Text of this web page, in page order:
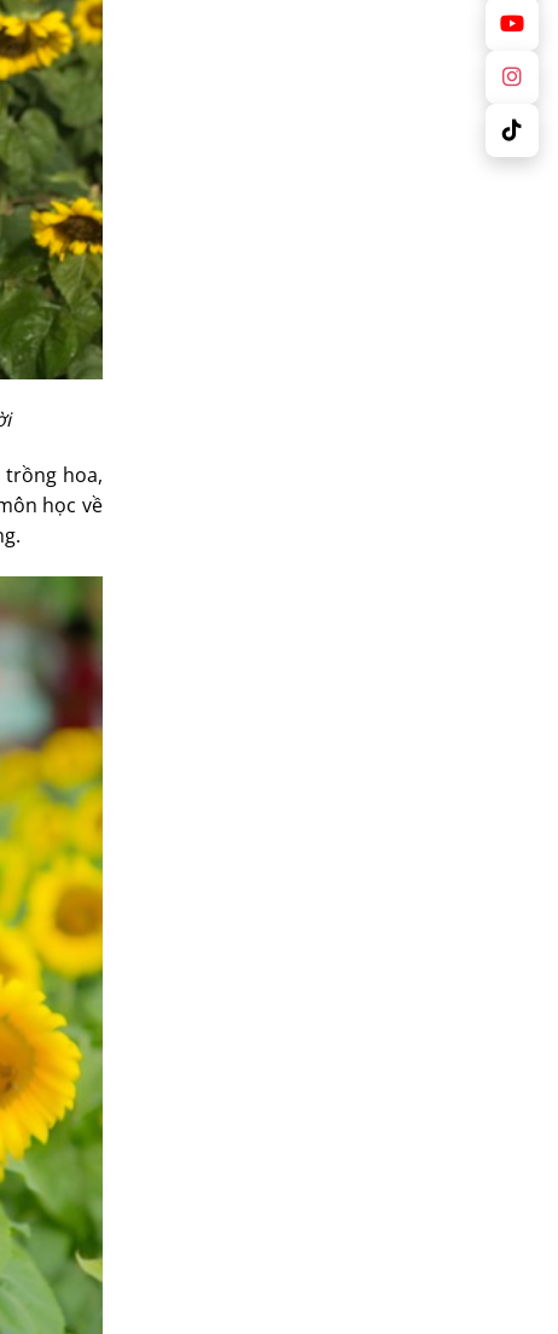
trồng hoa,
học về